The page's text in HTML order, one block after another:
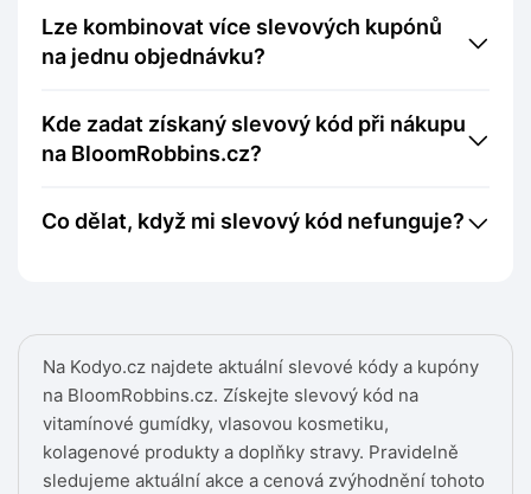
Na Kodyo.cz najdete aktuální slevové kódy a kupóny
na BloomRobbins.cz. Získejte slevový kód na
vitamínové gumídky, vlasovou kosmetiku,
kolagenové produkty a doplňky stravy. Pravidelně
sledujeme aktuální akce a cenová zvýhodnění tohoto
Lze kombinovat více slevových kupónů
na jednu objednávku?
Kde zadat získaný slevový kód při nákupu
na BloomRobbins.cz?
Co dělat, když mi slevový kód nefunguje?